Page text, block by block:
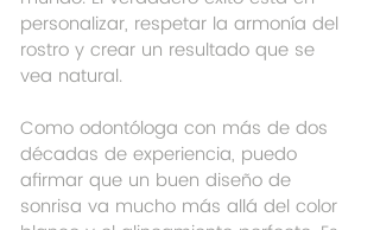
personalizar, respetar la armonía del
rostro y crear un resultado que se
vea natural.
Como odontóloga con más de dos
décadas de experiencia, puedo
afirmar que un buen diseño de
sonrisa va mucho más allá del color